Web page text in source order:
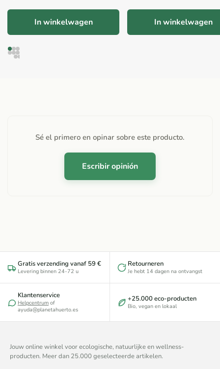
In winkelwagen In winkelwagen
Sé el primero en opinar sobre este producto.
Escribir opinión
Gratis verzending vanaf 59 €
Levering binnen 24-72 u
Retourneren
Je hebt 14 dagen na ontvangst
Klantenservice
Helpcentrum of
ayuda@planetahuerto.es
+25.000 eco-producten
Bio, vegan en lokaal
Jouw online winkel voor ecologische, natuurlijke en wellness-
producten. Meer dan 25.000 geselecteerde artikelen.